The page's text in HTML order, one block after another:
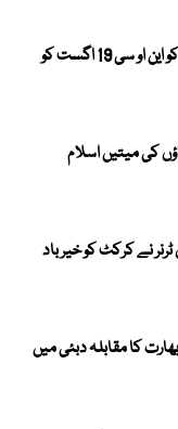
کیریبین پریمیئر لیگ ، قومی کرکٹرز کو این او سی 19 اگست کو
پیماؤں کی میتیں اسلام
جان ٹرنر نے کرکٹ کو خیر باد
اور بھارت کا مقابلہ دبئی میں